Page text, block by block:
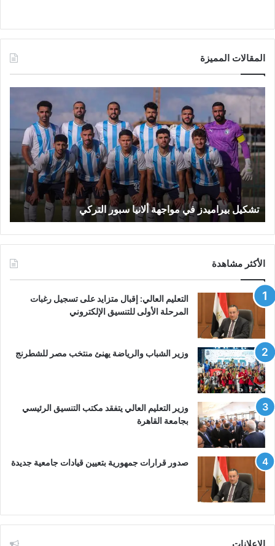
المقالات المميزة
تشكيل
بيراميدز
مواجهة
ألانيا
سبور
التركي
تشكيل بيراميدز في مواجهة ألانيا سبور التركي
الأكثر مشاهدة
التعليم العالي: إقبال متزايد على تسجيل رغبات
المرحلة الأولى للتنسيق الإلكتروني
وزير الشباب والرياضة يهنئ منتخب مصر للشطرنج
وزير التعليم العالي يتفقد مكتب التنسيق الرئيسي
بجامعة القاهرة
صدور قرارات جمهورية بتعيين قيادات جامعية جديدة
الإعلانات